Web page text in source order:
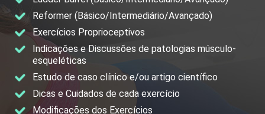
Reformer (Básico/Intermediário/Avançado)
Exercícios Proprioceptivos
Indicações e Discussões de patologias músculo-
esqueléticas
Estudo de caso clínico e/ou artigo científico
Dicas e Cuidados de cada exercício
Modificações dos Exercícios